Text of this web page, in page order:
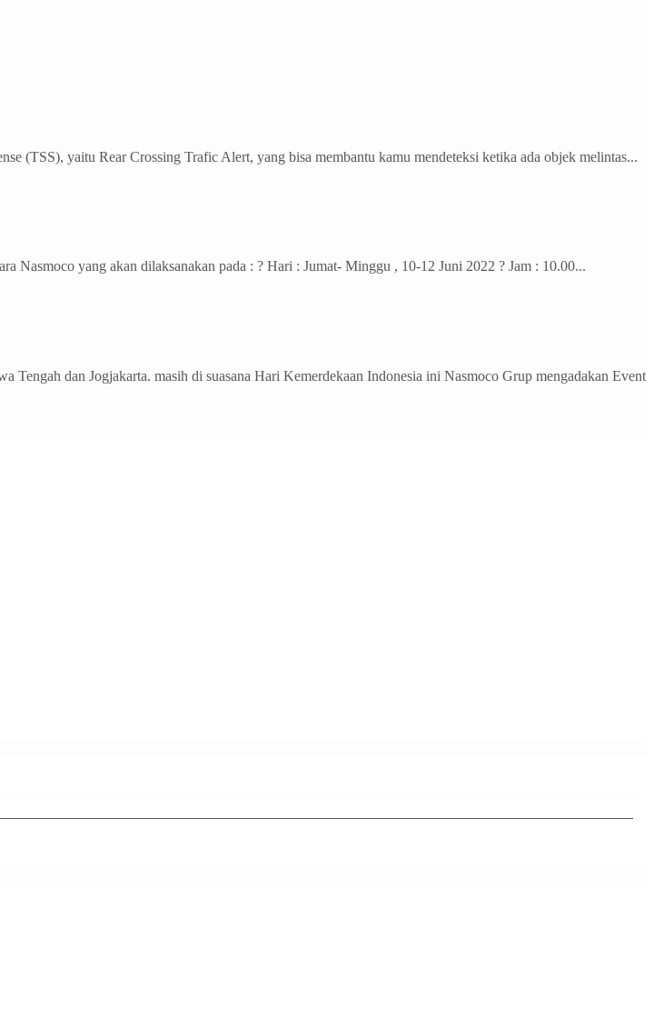
(TSS), yaitu Rear Crossing Trafic Alert, yang bisa membantu kamu mendeteksi ketika ada objek melintas...
yang akan dilaksanakan pada : ? Hari : Jumat- Minggu , 10-12 Juni 2022 ? Jam : 10.00...
dan Jogjakarta. masih di suasana Hari Kemerdekaan Indonesia ini Nasmoco Grup mengadakan Event